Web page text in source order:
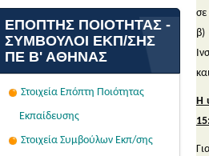
ΕΠΌΠΤΗΣ ΠΟΙΌΤΗΤΑΣ -
ΣΎΜΒΟΥΛΟΙ ΕΚΠ/ΣΗΣ
ΠΕ Β' ΑΘΉΝΑΣ
Στοιχεία Επόπτη Ποιότητας
Εκπαίδευσης
Στοιχεία Συμβούλων Εκπ/σης
σε
β)
Η